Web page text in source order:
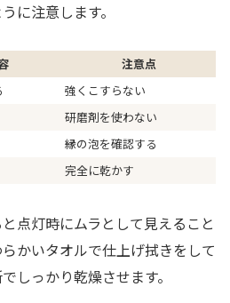
に注意します。
注意点
強くこすらない
研磨剤を使わない
縁の泡を確認する
完全に乾かす
点灯時にムラとして見えること
かいタオルで仕上げ拭きをして
しっかり乾燥させます。